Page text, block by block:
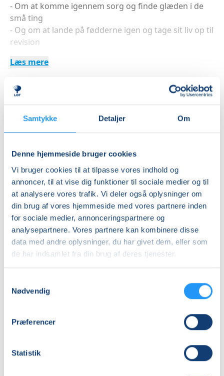
Samtykke Detaljer Om
Denne hjemmeside bruger cookies
Vi bruger cookies til at tilpasse vores indhold og
annoncer, til at vise dig funktioner til sociale medier og til
at analysere vores trafik. Vi deler også oplysninger om
din brug af vores hjemmeside med vores partnere inden
for sociale medier, annonceringspartnere og
analysepartnere. Vores partnere kan kombinere disse
data med andre oplysninger, du har givet dem, eller som
de har indsamlet fra din brug af deres tjenester.
Nødvendig
Præferencer
Statistik
- Om at komme igennem sorg og finde glæden i de
små ting
- Og om at lande på fødderne igen og tage sit liv op til
revision
Så kom og deltag i denne aften, hvor alle Anne´s
som debat om det at miste.
Læs mere
Indlæser frie pladser...
Priser
Almen
DKK 100,00
Info
Nummer
Mødegang
Antal mødegange
Adresse